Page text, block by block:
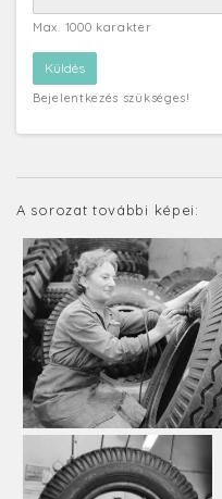
Max. 1000 karakter
Bejelentkezés szükséges!
A sorozat további képei: